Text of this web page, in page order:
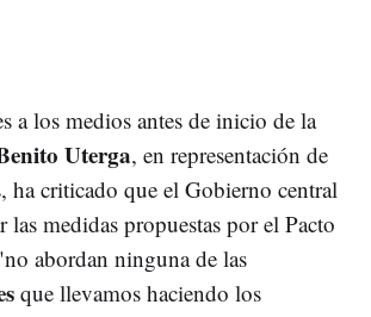
a los medios antes de inicio de la
Uterga, en representación de
ha criticado que el Gobierno central
las medidas propuestas por el Pacto
abordan ninguna de las
que llevamos haciendo los